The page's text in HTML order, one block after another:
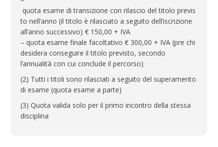
quota esame di transizione con rilascio del titolo previs
to nell’anno (il titolo è rilasciato a seguito dell’iscrizione
all’anno successivo) € 150,00 + IVA
– quota esame finale facoltativo € 300,00 + IVA (pre chi
desidera conseguire il titolo previsto, secondo
l’annualità con cui conclude il percorso)
(2) Tutti i titoli sono rilasciati a seguito del superamento
di esame (quota esame a parte)
(3) Quota valida solo per il primo incontro della stessa
disciplina